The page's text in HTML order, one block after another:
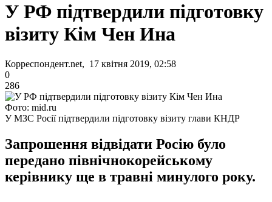
У РФ підтвердили підготовку
візиту Кім Чен Ина
Корреспондент.net, 17 квітня 2019, 02:58
0
286
Фото: mid.ru
У МЗС Росії підтвердили підготовку візиту глави КНДР
Запрошення відвідати Росію було
передано північнокорейському
керівнику ще в травні минулого року.